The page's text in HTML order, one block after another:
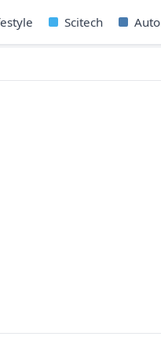
Scitech Auto